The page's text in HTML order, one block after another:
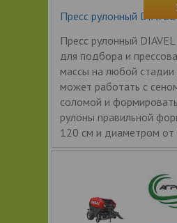
Пресс рулонный
Пресс рулонный
для подбора и
массы на любой
может работать с
соломой и
рулоны правильной
120 см и диаметром